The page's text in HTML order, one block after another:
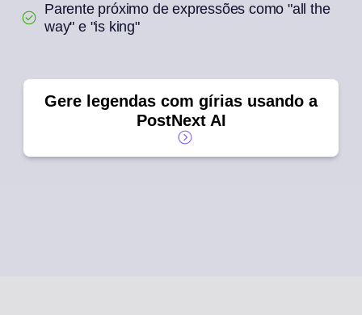
Parente próximo de expressões como "all the
way" e "is king"
Gere legendas com gírias usando a
PostNext AI